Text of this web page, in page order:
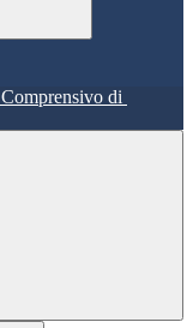
di